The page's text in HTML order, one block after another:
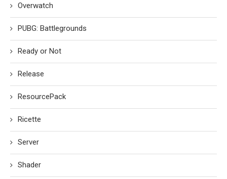
Overwatch
PUBG: Battlegrounds
Ready or Not
Release
ResourcePack
Ricette
Server
Shader